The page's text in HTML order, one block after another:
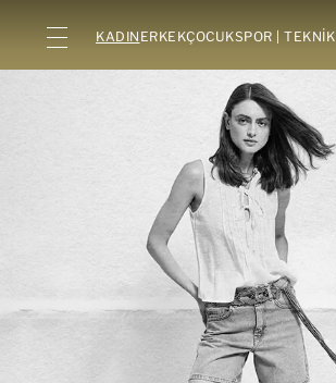
KADIN ERKEKÇOCUKSPOR | TEKNİK